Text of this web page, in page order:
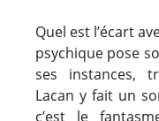
Quel est l’écart
psychique pose
ses instances,
Lacan y fait un
c’est le